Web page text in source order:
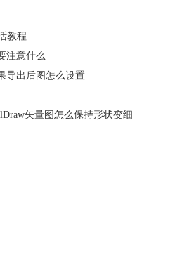
教程
注意什么
导出后图怎么设置
矢量图怎么保持形状变细